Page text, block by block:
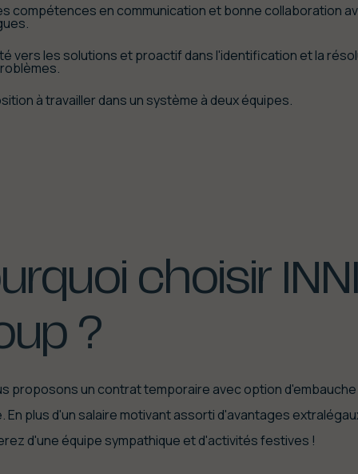
compétences en communication et bonne collaboration
vers les solutions et proactif dans l'identification et la
à travailler dans un système à deux équipes.
choisir INNI
?
proposons un contrat temporaire avec option d'embauche
En plus d'un salaire motivant assorti d'avantages
d'une équipe sympathique et d'activités festives !